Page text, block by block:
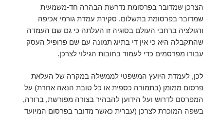
הצרכן שמדובר בפרסומת נדרשת הבהרה חד-משמעית
שמדובר בפרסומת בתשלום. סקירת עמדת גורמי אכיפה
ורגולציה ברחבי העולם בסוגיה זו העלתה כי גם שם העמדה
שהתקבלה היא כי אין די בתיוג תמונה עם שם פרופיל העסק
עבורו מפרסמים כדי לעמוד בחובות הגילוי לצרכן.
לכן, לעמדת היועץ המשפטי לממשלה במקרה של העלאת
פרסום ממומן (בתמורה כספית או כל טובת הנאה אחרת) על
המפרסם לדרוש ועל הידוען להבהיר בצורה מפורשת, ברורה,
בשפה המוכרת לצרכן (עברית כאשר מדובר בפרסום המיועד